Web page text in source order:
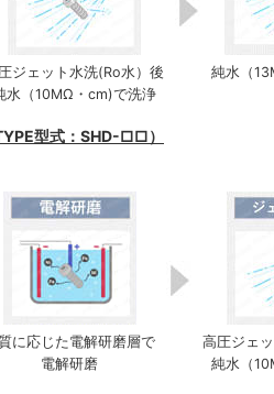
ジェット水洗(Ro水）後
水（10MΩ・cm)で洗浄
純水（
型式：SHD-□□）
に応じた電解研磨層で
電解研磨
高圧ジェ
純水（